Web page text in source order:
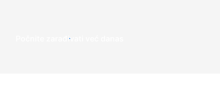
Počnite zarađivati već ​​danas